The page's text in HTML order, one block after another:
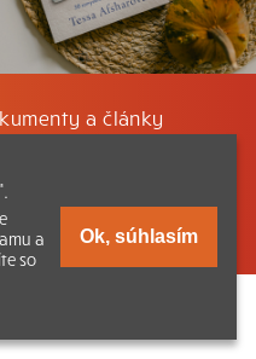
a články
Katechizmu
vyhradené
kníhkupectvu Kumran.sk
a
so
Ok, súhlasím